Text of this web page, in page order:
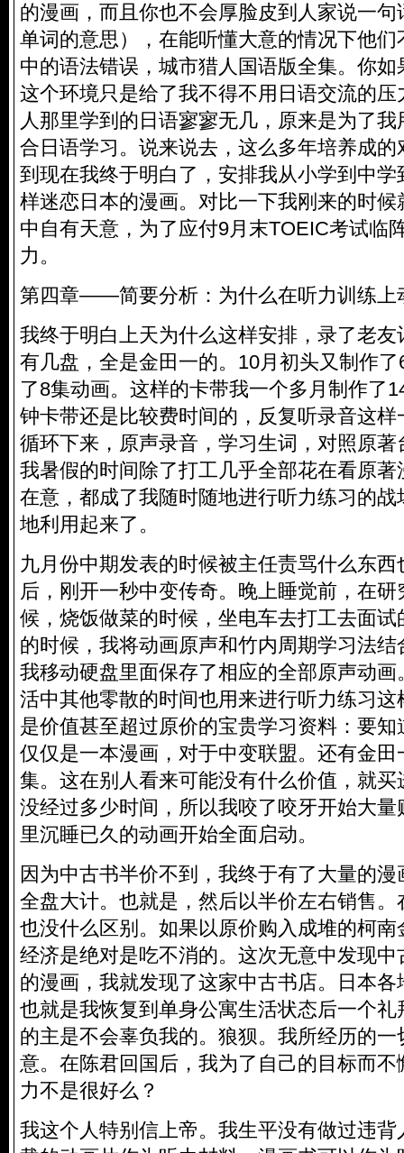
的漫画，而且你也不会厚脸皮到人家说一
单词的意思），在能听懂大意的情况下他
中的语法错误，城市猎人国语版全集。你
这个环境只是给了我不得不用日语交流的
人那里学到的日语寥寥无几，原来是为了
合日语学习。说来说去，这么多年培养成
到现在我终于明白了，安排我从小学到中
样迷恋日本的漫画。对比一下我刚来的时
中自有天意，为了应付9月末TOEIC考试临
力。
第四章——简要分析：为什么在听力训练上
我终于明白上天为什么这样安排，录了老
有几盘，全是金田一的。10月初头又制作
了8集动画。这样的卡带我一个多月制作了
钟卡带还是比较费时间的，反复听录音这
循环下来，原声录音，学习生词，对照原
我暑假的时间除了打工几乎全部花在看原
在意，都成了我随时随地进行听力练习的
地利用起来了。
九月份中期发表的时候被主任责骂什么东
后，刚开一秒中变传奇。晚上睡觉前，在
候，烧饭做菜的时候，坐电车去打工去面
的时候，我将动画原声和竹内周期学习法
我移动硬盘里面保存了相应的全部原声动
活中其他零散的时间也用来进行听力练习
是价值甚至超过原价的宝贵学习资料：要
仅仅是一本漫画，对于中变联盟。还有金
集。这在别人看来可能没有什么价值，就
没经过多少时间，所以我咬了咬牙开始大
里沉睡已久的动画开始全面启动。
因为中古书半价不到，我终于有了大量的
全盘大计。也就是，然后以半价左右销售
也没什么区别。如果以原价购入成堆的柯
经济是绝对是吃不消的。这次无意中发现
的漫画，我就发现了这家中古书店。日本
也就是我恢复到单身公寓生活状态后一个
的主是不会辜负我的。狼狈。我所经历的
意。在陈君回国后，我为了自己的目标而
力不是很好么？
我这个人特别信上帝。我生平没有做过违